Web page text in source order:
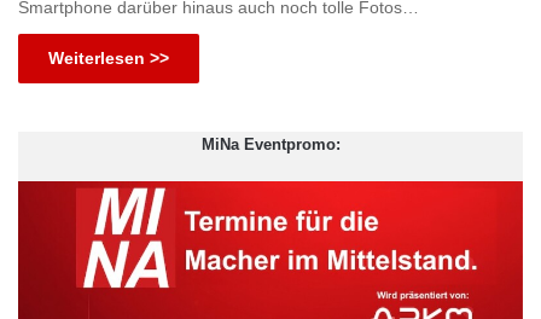
Smartphone darüber hinaus auch noch tolle Fotos…
Weiterlesen >>
MiNa Eventpromo: